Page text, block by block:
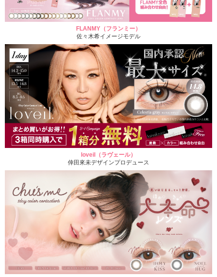
FLANMY（フランミー）
佐々木希イメージモデル
loveil（ラヴェール）
倖田來未デザインプロデュース